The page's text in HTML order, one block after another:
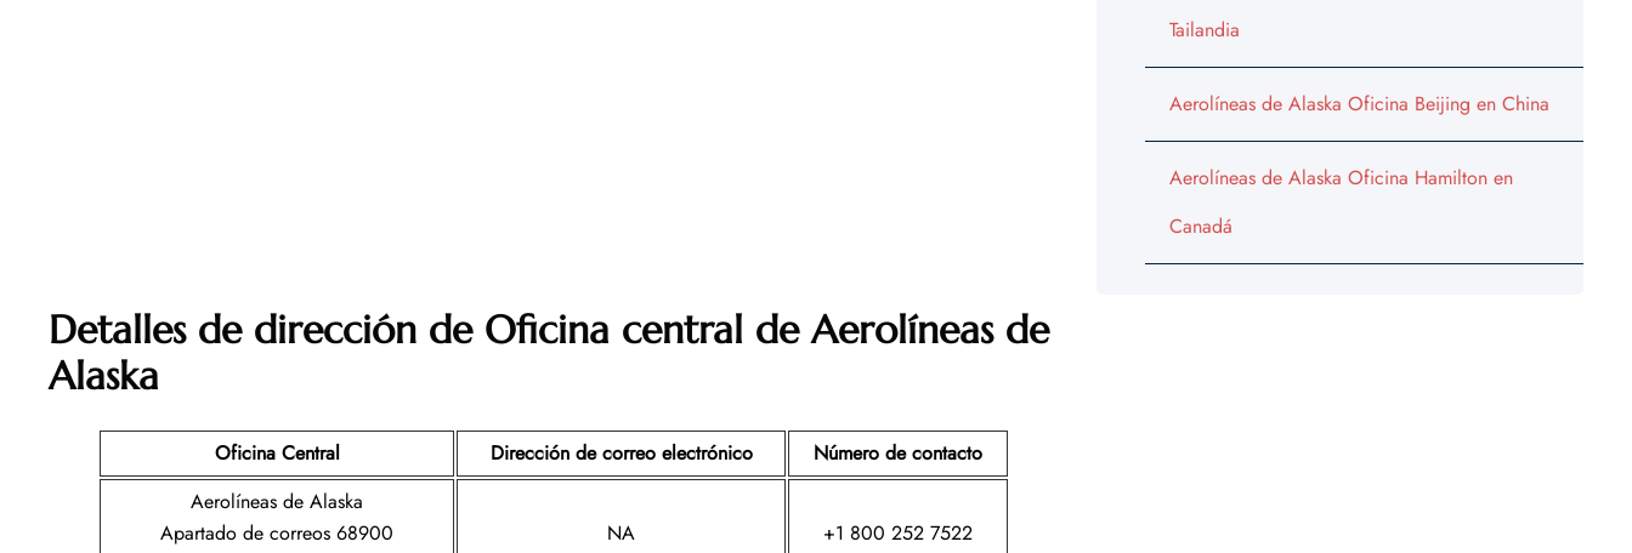
Detalles de dirección de Oficina central de Aerolíneas de
Alaska
Oficina Central Dirección de correo electrónico
Número de contacto
Aerolíneas de Alaska
Apartado de correos 68900
NA +1 800 252 7522
Tailandia
Aerolíneas de Alaska Oficina Beijing en China
Aerolíneas de Alaska Oficina Hamilton en
Canadá